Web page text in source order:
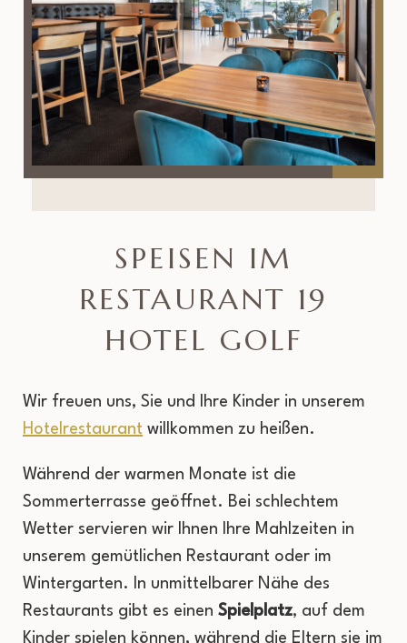
SPEISEN IM
RESTAURANT 19
HOTEL GOLF
Wir freuen uns, Sie und Ihre Kinder in unserem
Hotelrestaurant willkommen zu heißen.
Während der warmen Monate ist die
Sommerterrasse geöffnet. Bei schlechtem
Wetter servieren wir Ihnen Ihre Mahlzeiten in
unserem gemütlichen Restaurant oder im
Wintergarten. In unmittelbarer Nähe des
Restaurants gibt es einen Spielplatz, auf dem
Kinder spielen können, während die Eltern sie im